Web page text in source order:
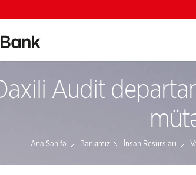
Daxili Audit
Ana Səhifə Bankımız İnsan Resursları